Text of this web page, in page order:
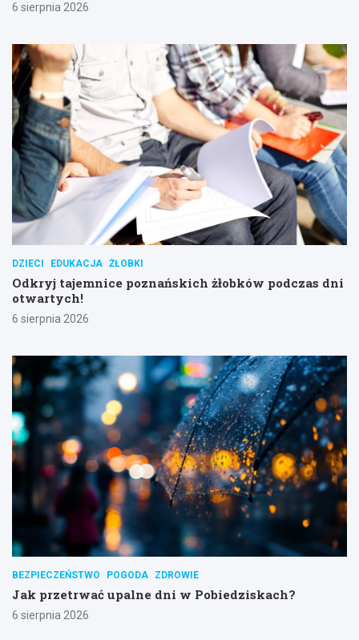
6 sierpnia 2026
DZIECI EDUKACJA ŻŁOBKI
Odkryj tajemnice poznańskich żłobków podczas dni
otwartych!
6 sierpnia 2026
BEZPIECZEŃSTWO POGODA ZDROWIE
Jak przetrwać upalne dni w Pobiedziskach?
6 sierpnia 2026